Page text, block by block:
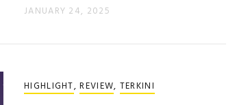
JANUARY 24, 2025
HIGHLIGHT,REVIEW, TERKINI